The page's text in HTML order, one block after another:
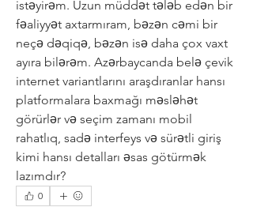
istəyirəm. Uzun müddət tələb edən bir
fəaliyyət axtarmıram, bəzən cəmi bir
neçə dəqiqə, bəzən isə daha çox vaxt
ayıra bilərəm. Azərbaycanda belə çevik
internet variantlarını araşdıranlar hansı
platformalara baxmağı məsləhət
görürlər və seçim zamanı mobil
rahatlıq, sadə interfeys və sürətli giriş
kimi hansı detalları əsas götürmək
lazımdır?
0